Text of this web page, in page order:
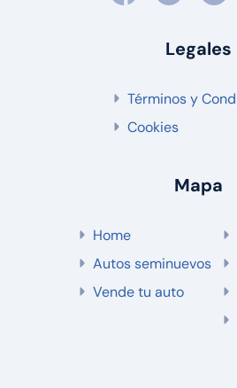
Legales
Términos y
Cookies
Mapa
Home
Autos seminuevos
Vende tu auto